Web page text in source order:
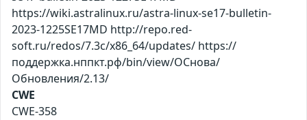
https://wiki.astralinux.ru/astra-linux-se17-bulletin-
2023-1225SE17MD http://repo.red-
soft.ru/redos/7.3c/x86_64/updates/ https://
поддержка.нппкт.рф/bin/view/ОСнова/
Обновления/2.13/
CWE
CWE-358